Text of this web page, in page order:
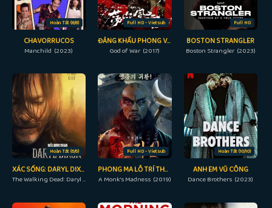
Hoàn Tất (8/8)
CHAVORRUCOS
Manchild (2023)
Full HD - Vietsub
ĐẢNG KHẤU PHONG VÂN
God of War (2017)
Full HD
BOSTON STRANGLER
Boston Strangler (2023)
Hoàn Tất (6/6)
XÁC SỐNG: DARYL DIXON
The Walking Dead: Daryl Dixon (2023)
Full HD - Vietsub
PHONG MA LỖ TRÍ THÂM
A Monk's Madness (2019)
Hoàn Tất (10/10)
ANH EM VŨ CÔNG
Dance Brothers (2023)